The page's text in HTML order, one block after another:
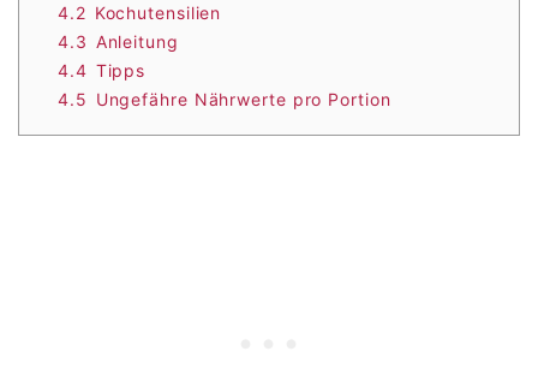
4.2 Kochutensilien
4.3 Anleitung
4.4 Tipps
4.5 Ungefähre Nährwerte pro Portion